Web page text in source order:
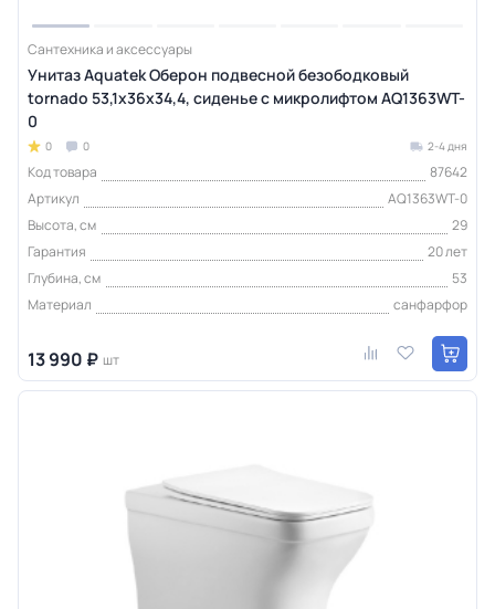
Сантехника и аксессуары
Унитаз Aquatek Оберон подвесной безободковый
tornado 53,1х36х34,4, сиденье с микролифтом AQ1363WT-
0
0 0 2-4 дня
Код товара
87642
Артикул
AQ1363WT-0
Высота, см
29
Гарантия
20 лет
Глубина, см
53
Материал
санфарфор
13 990 ₽ шт